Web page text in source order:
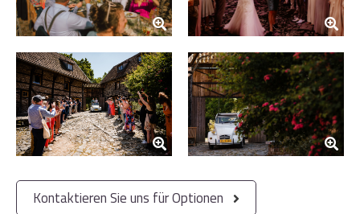
Kontaktieren Sie uns für Optionen